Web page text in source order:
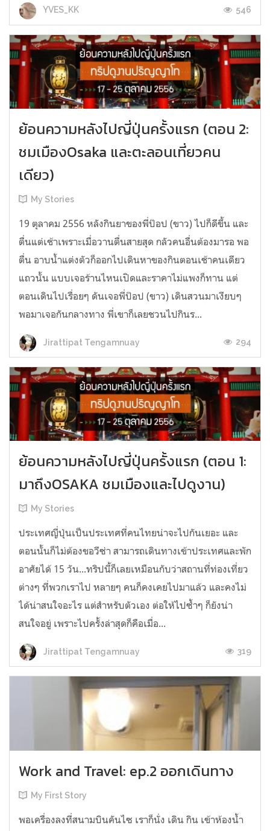
YVES_KK 546
ย้อนความหลังไปญี่ปุ่นครั้งแรก (ตอน 2:
ชมเมืองOsaka และตะลอนเที่ยวคน
เดียว)
My Stories
19 ตุลาคม 2556 หลังกินยาของพี่ป๊อป (ขาว) ไปก็ดีขึ้น และ
ตื่นแต่เช้าเพราะเมื่อวานตื่นสายสุด กลัวคนอื่นต้องมารอ พอ
ตื่น อาบน้ำแต่งตัวก็ออกไปเดินหาของกินตอนเช้าคนเดียว
แถวนั้น แบบเจอร้านไหนเปิดและราคาไม่แพงก็ทาน แต่
ตอนเดินไปเรื่อยๆ ดันเจอพี่ป๊อป (ขาว) เดินสวนมาเงียบๆ
พอมาเจอกันกลางทาง พี่เขาก็เลยชวนไปกินร...
Jirattipat Tengamnuay 294
ย้อนความหลังไปญี่ปุ่นครั้งแรก (ตอน 1:
มาถึงOSAKA ชมเมืองและไปดูงาน)
My Stories
ประเทศญี่ปุ่นเป็นประเทศที่คนไทยน่าจะไปกันเยอะ และ
ตอนนั้นก็ไม่ต้องขอวีซ่า สามารถเดินทางเข้าประเทศและพัก
อาศัยได้ 15 วัน...ทริปนี้ก็เลยเหมือนกับว่าสถานที่ท่องเที่ยว
ต่างๆ ที่พวกเราไป หลายๆ คนก็คงเคยไปมาแล้ว และคงไม่
ได้น่าสนใจอะไร แต่สำหรับตัวเอง ต่อให้ไปซ้ำๆ ก็ยังน่า
สนใจอยู่ เพราะไปครั้งล่าสุดก็คือเมื่อ...
Jirattipat Tengamnuay 319
Work and Travel: ep.2 ออกเดินทาง
My First Story
พอเครื่องลงที่สนามบินคันไซ เราก็นั่ง เดิน กิน เข้าห้องน้ำ